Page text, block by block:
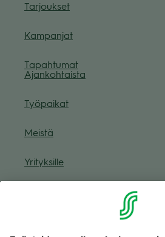
Tar­jouk­set
Kam­pan­jat
Tapah­tu­mat
Ajan­koh­taista
Työ­pai­kat
Meistä
Yri­tyk­sille
Muuta eväs­tea­se­tuk­sia &
Tie­to­suo­ja­se­loste (Arina)